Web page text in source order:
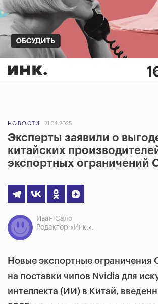
НОВОСТИ 21.04.2025
Эксперты заявили о
китайских
экспортных ограничений
Иван Сало
Редактор «Инк.».
Новые экспортные
на поставки чипов Nvidia для
интеллекта (ИИ) в Китай,